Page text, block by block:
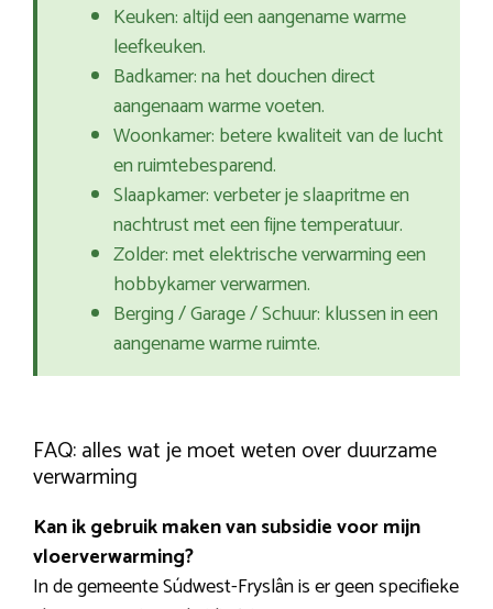
Keuken: altijd een aangename warme
leefkeuken.
Badkamer: na het douchen direct
aangenaam warme voeten.
Woonkamer: betere kwaliteit van de lucht
en ruimtebesparend.
Slaapkamer: verbeter je slaapritme en
nachtrust met een fijne temperatuur.
Zolder: met elektrische verwarming een
hobbykamer verwarmen.
Berging / Garage / Schuur: klussen in een
aangename warme ruimte.
FAQ: alles wat je moet weten over duurzame
verwarming
Kan ik gebruik maken van subsidie voor mijn
vloerverwarming?
In de gemeente Súdwest-Fryslân is er geen specifieke